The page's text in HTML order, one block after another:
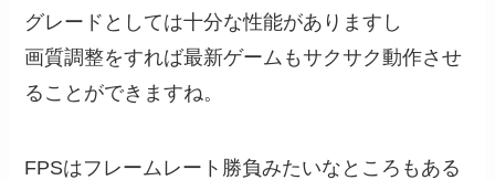
グレードとしては十分な性能がありますし
画質調整をすれば最新ゲームもサクサク動作させ
ることができますね。
FPSはフレームレート勝負みたいなところもある